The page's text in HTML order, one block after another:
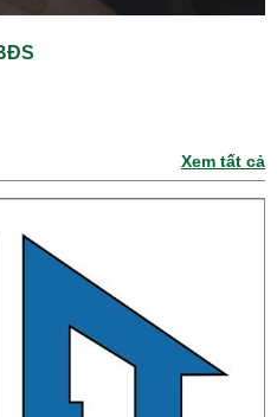
Xem tất cả